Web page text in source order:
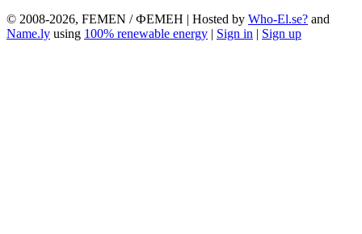
© 2008-2026, FEMEN / ФЕМЕН | Hosted by Who-El.se? and
Name.ly using 100% renewable energy | Sign in | Sign up